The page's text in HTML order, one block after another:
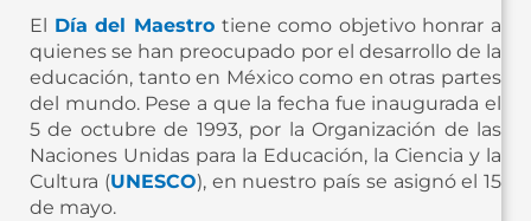
El Día del Maestrotiene como objetivo honrar a
quienes se han preocupado por el desarrollo de la
educación, tanto en México como en otras partes
del mundo. Pese a que la fecha fue inaugurada el
5 de octubre de 1993, por la Organización de las
Naciones Unidas para la Educación, la Ciencia y la
Cultura (UNESCO), en nuestro país se asignó el 15
de mayo.